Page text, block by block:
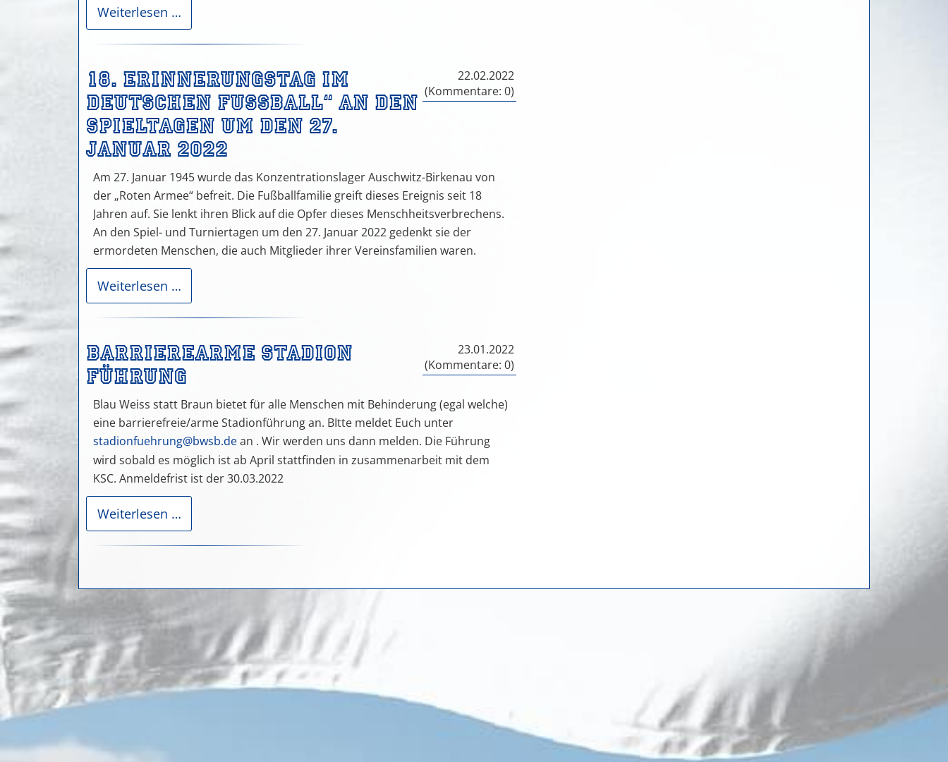
Weiterlesen …
für
Carsten
la
Porte
18. Erinnerungstag im
deutschen Fußball“ an den
Spieltagen um den 27.
Januar 2022
22.02.2022
(Kommentare: 0)
Am 27. Januar 1945 wurde das Konzentrationslager Auschwitz-Birkenau von
der „Roten Armee“ befreit. Die Fußballfamilie greift dieses Ereignis seit 18
Jahren auf. Sie lenkt ihren Blick auf die Opfer dieses Menschheitsverbrechens.
An den Spiel- und Turniertagen um den 27. Januar 2022 gedenkt sie der
ermordeten Menschen, die auch Mitglieder ihrer Vereinsfamilien waren.
Weiterlesen …
Erinnerungstag
im
Fußball“
an
den
Spieltagen
um
den
27.
Januar
2022
Barrierearme Stadion
Führung
23.01.2022
(Kommentare: 0)
Blau Weiss statt Braun bietet für alle Menschen mit Behinderung (egal welche)
eine barrierefreie/arme Stadionführung an. BItte meldet Euch unter
stadionfuehrung@bwsb.dean . Wir werden uns dann melden. Die Führung
wird sobald es möglich ist ab April stattfinden in zusammenarbeit mit dem
KSC. Anmeldefrist ist der 30.03.2022
Weiterlesen …
Stadion
Führung